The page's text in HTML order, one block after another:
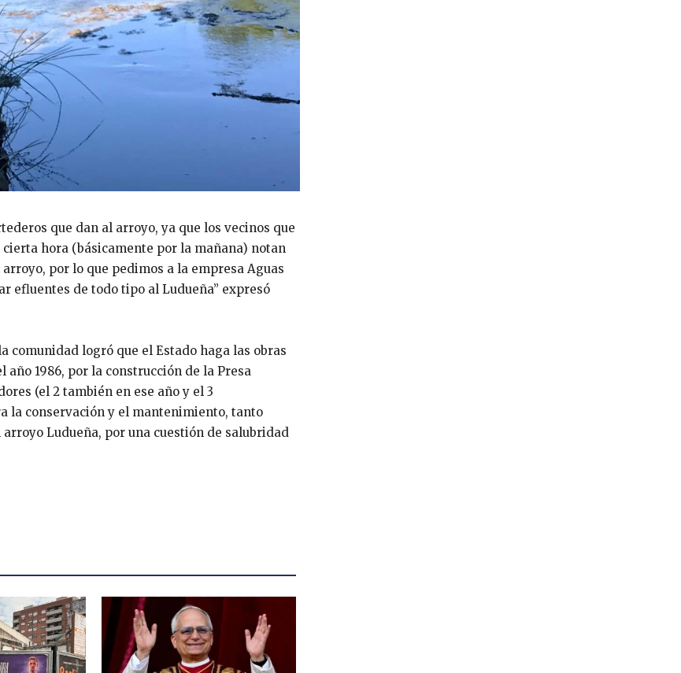
que dan al arroyo, ya que los vecinos que
hora (básicamente por la mañana) notan
por lo que pedimos a la empresa Aguas
efluentes de todo tipo al Ludueña” expresó
comunidad logró que el Estado haga las obras
1986, por la construcción de la Presa
(el 2 también en ese año y el 3
la conservación y el mantenimiento, tanto
Ludueña, por una cuestión de salubridad